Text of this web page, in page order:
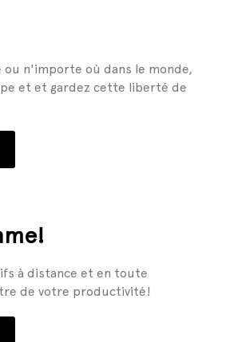
ou n'importe où dans le monde,
et et gardez cette liberté de
à distance et en toute
de votre productivité!